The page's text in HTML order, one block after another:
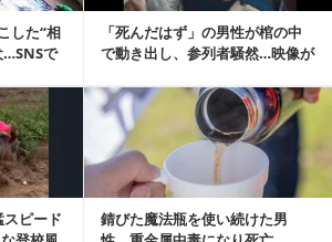
した“相
…SNSで
「死んだはず」の男性が棺の中
で動き出し、参列者騒然…映像が
ピード
錆びた魔法瓶を使い続けた男
記事を読む